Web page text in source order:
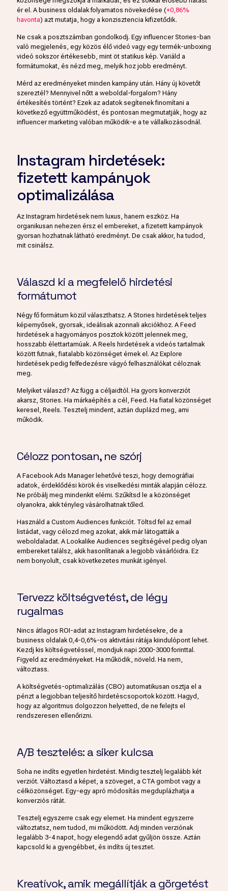
ér el. A business oldalak folyamatos növekedése (+0,86%
havonta) azt mutatja, hogy a konzisztencia kifizetődik.
Ne csak a posztszámban gondolkodj. Egy influencer Stories-ban
való megjelenés, egy közös élő videó vagy egy termék-unboxing
videó sokszor értékesebb, mint öt statikus kép. Variáld a
formátumokat, és nézd meg, melyik hoz jobb eredményt.
Mérd az eredményeket minden kampány után. Hány új követőt
szereztél? Mennyivel nőtt a weboldal-forgalom? Hány
értékesítés történt? Ezek az adatok segítenek finomítani a
következő együttműködést, és pontosan megmutatják, hogy az
influencer marketing valóban működik-e a te vállalkozásodnál.
Instagram hirdetések:
fizetett kampányok
optimalizálása
Az Instagram hirdetések nem luxus, hanem eszköz. Ha
organikusan nehezen érsz el embereket, a fizetett kampányok
gyorsan hozhatnak látható eredményt. De csak akkor, ha tudod,
mit csinálsz.
Válaszd ki a megfelelő hirdetési
formátumot
Négy fő formátum közül választhatsz. A Stories hirdetések teljes
képernyősek, gyorsak, ideálisak azonnali akciókhoz. A Feed
hirdetések a hagyományos posztok között jelennek meg,
hosszabb élettartamúak. A Reels hirdetések a videós tartalmak
között futnak, fiatalabb közönséget érnek el. Az Explore
hirdetések pedig felfedezésre vágyó felhasználókat céloznak
meg.
Melyiket válaszd? Az függ a céljaidtól. Ha gyors konverziót
akarsz, Stories. Ha márkaépítés a cél, Feed. Ha fiatal közönséget
keresel, Reels. Tesztelj mindent, aztán duplázd meg, ami
működik.
Célozz pontosan, ne szórj
A Facebook Ads Manager lehetővé teszi, hogy demográfiai
adatok, érdeklődési körök és viselkedési minták alapján célozz.
Ne próbálj meg mindenkit elérni. Szűkítsd le a közönséget
olyanokra, akik tényleg vásárolhatnak tőled.
Használd a Custom Audiences funkciót. Töltsd fel az email
listádat, vagy célozd meg azokat, akik már látogatták a
weboldaladat. A Lookalike Audiences segítségével pedig olyan
embereket találsz, akik hasonlítanak a legjobb vásárlóidra. Ez
nem bonyolult, csak következetes munkát igényel.
Tervezz költségvetést, de légy
rugalmas
Nincs átlagos ROI-adat az Instagram hirdetésekre, de a
business oldalak 0,4-0,6%-os aktivitási rátája kiindulópont lehet.
Kezdj kis költségvetéssel, mondjuk napi 2000-3000 forinttal.
Figyeld az eredményeket. Ha működik, növeld. Ha nem,
változtass.
A költségvetés-optimalizálás (CBO) automatikusan osztja el a
pénzt a legjobban teljesítő hirdetéscsoportok között. Hagyd,
hogy az algoritmus dolgozzon helyetted, de ne felejts el
rendszeresen ellenőrizni.
A/B tesztelés: a siker kulcsa
Soha ne indíts egyetlen hirdetést. Mindig tesztelj legalább két
verziót. Változtasd a képet, a szöveget, a CTA gombot vagy a
célközönséget. Egy-egy apró módosítás megduplázhatja a
konverziós rátát.
Tesztelj egyszerre csak egy elemet. Ha mindent egyszerre
változtatsz, nem tudod, mi működött. Adj minden verziónak
legalább 3-4 napot, hogy elegendő adat gyűljön össze. Aztán
kapcsold ki a gyengébbet, és indíts új tesztet.
Kreatívok, amik megállítják a görgetést